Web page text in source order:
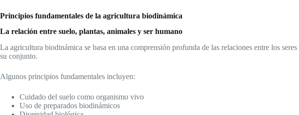
Principios fundamentales de la agricultura biodinámica
La relación entre suelo, plantas, animales y ser humano
La agricultura biodinámica se basa en una comprensión profunda de las relaciones entre los
su conjunto.
Algunos principios fundamentales incluyen:
Cuidado del suelo como organismo vivo
Uso de preparados biodinámicos